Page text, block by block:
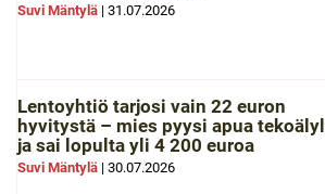
Suvi Mäntylä | 31.07.2026
Lentoyhtiö tarjosi vain 22 euron
hyvitystä – mies pyysi apua
ja sai lopulta yli 4 200 euroa
Suvi Mäntylä | 30.07.2026